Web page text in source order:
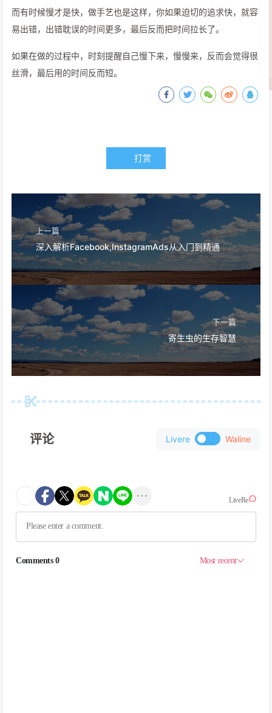
而有时候慢才是快，做手艺也是这样，你如果迫切的追求快，就容
易出错，出错耽误的时间更多，最后反而把时间拉长了。
如果在做的过程中，时刻提醒自己慢下来，慢慢来，反而会觉得很
丝滑，最后用的时间反而短。
打赏
上一篇
深入解析Facebook,InstagramAds从入门到精通
下一篇
寄生虫的生存智慧
评论 Livere Waline